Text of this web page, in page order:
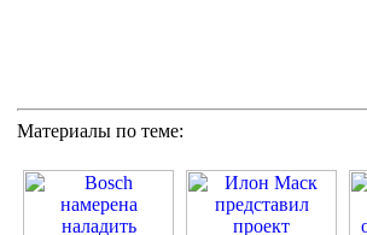
Материалы по теме: